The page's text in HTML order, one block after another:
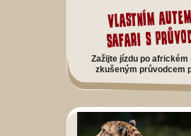
Vlastním
safari s
Zažijte jízdu po africkém
zkušeným průvodcem